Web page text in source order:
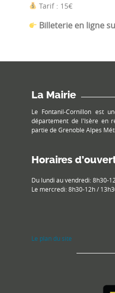
Tarif : 15€
Billeterie en ligne
La Mairie
Le Fontanil-Cornillon est
département de l'Isère en
partie de Grenoble Alpes
Horaires
Du lundi au vendredi: 8h30-
Le mercredi: 8h30-12h /
Le plan du site